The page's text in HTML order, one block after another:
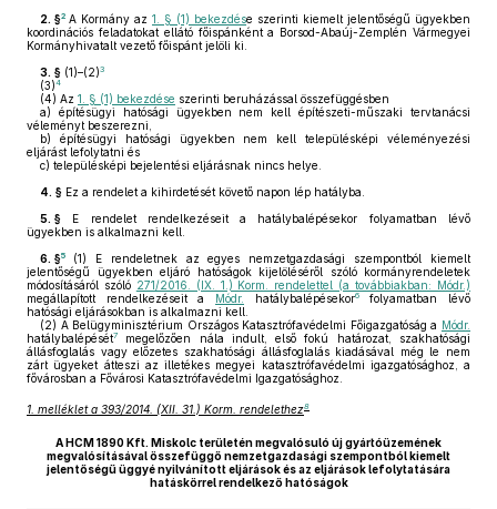
2. §2 A Kormány az 1. § (1) bekezdése szerinti kiemelt jelentőségű ügyekben
koordinációs feladatokat ellátó főispánként a Borsod-Abaúj-Zemplén Vármegyei
Kormányhivatalt vezető főispánt jelöli ki.
3. § (1)–(2)3
(3)4
(4) Az 1. § (1) bekezdése szerinti beruházással összefüggésben
a) építésügyi hatósági ügyekben nem kell építészeti-műszaki tervtanácsi
véleményt beszerezni,
b) építésügyi hatósági ügyekben nem kell településképi véleményezési
eljárást lefolytatni és
c) településképi bejelentési eljárásnak nincs helye.
4. § Ez a rendelet a kihirdetését követő napon lép hatályba.
5. § E rendelet rendelkezéseit a hatálybalépésekor folyamatban lévő
ügyekben is alkalmazni kell.
6. §5 (1) E rendeletnek az egyes nemzetgazdasági szempontból kiemelt
jelentőségű ügyekben eljáró hatóságok kijelöléséről szóló kormányrendeletek
módosításáról szóló 271/2016. (IX. 1.) Korm. rendelettel (a továbbiakban: Módr.)
megállapított rendelkezéseit a Módr. hatálybalépésekor6folyamatban lévő
hatósági eljárásokban is alkalmazni kell.
(2) A Belügyminisztérium Országos Katasztrófavédelmi Főigazgatóság a Módr.
hatálybalépését7
megelőzően nála indult, első fokú határozat, szakhatósági
állásfoglalás vagy előzetes szakhatósági állásfoglalás kiadásával még le nem
zárt ügyeket átteszi az illetékes megyei katasztrófavédelmi igazgatósághoz, a
fővárosban a Fővárosi Katasztrófavédelmi Igazgatósághoz.
1. melléklet a 393/2014. (XII. 31.) Korm. rendelethez8
A HCM 1890 Kft. Miskolc területén megvalósuló új gyártóüzemének
megvalósításával összefüggő nemzetgazdasági szempontból kiemelt
jelentőségű üggyé nyilvánított eljárások és az eljárások lefolytatására
hatáskörrel rendelkező hatóságok